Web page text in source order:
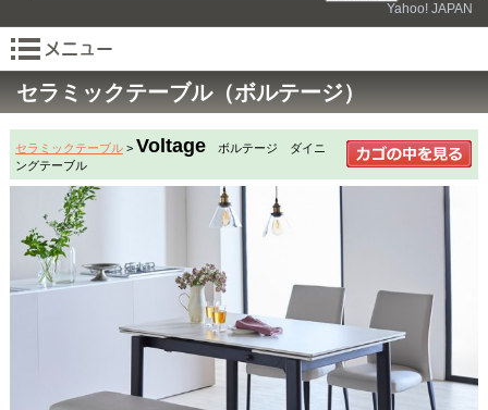
Yahoo! JAPAN
セラミックテーブル（ボルテージ）
セラミックテーブル> Voltageボルテージ ダイニ
ングテーブル